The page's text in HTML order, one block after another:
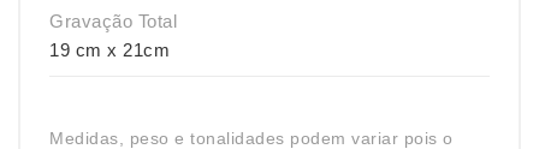
Gravação Total
19 cm x 21cm
Medidas, peso e tonalidades podem variar pois o